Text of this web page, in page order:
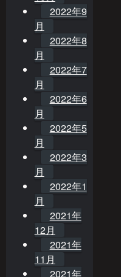
2022年9
月
2022年8
月
2022年7
月
2022年6
月
2022年5
月
2022年3
月
2022年1
月
2021年
12月
2021年
11月
2021年